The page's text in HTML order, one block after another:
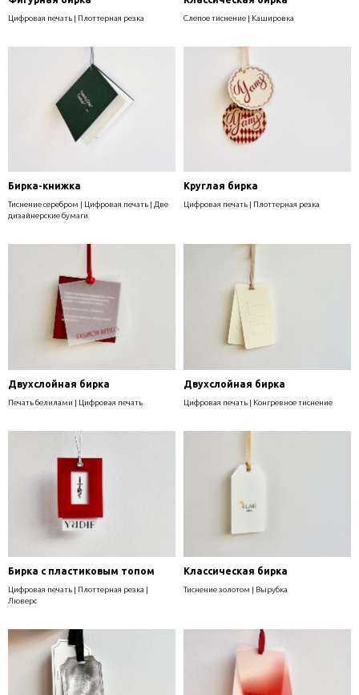
Цифровая печать | Плоттерная резка Слепое тиснение | Кашировка
Бирка-книжка
Тиснение серебром | Цифровая печать | Две
дизайнерские бумаги
Круглая бирка
Цифровая печать | Плоттерная резка
Двухслойная бирка
Печать белилами | Цифровая печать
Двухслойная бирка
Цифровая печать | Конгревное тиснение
Бирка с пластиковым топом
Цифровая печать | Плоттерная резка |
Люверс
Классическая бирка
Тиснение золотом | Вырубка